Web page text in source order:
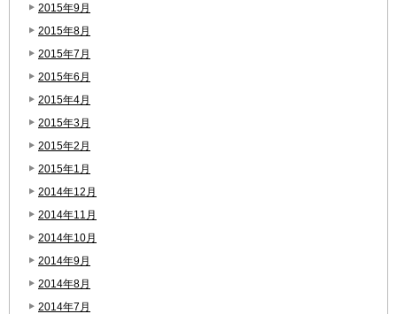
2015年9月
2015年8月
2015年7月
2015年6月
2015年4月
2015年3月
2015年2月
2015年1月
2014年12月
2014年11月
2014年10月
2014年9月
2014年8月
2014年7月